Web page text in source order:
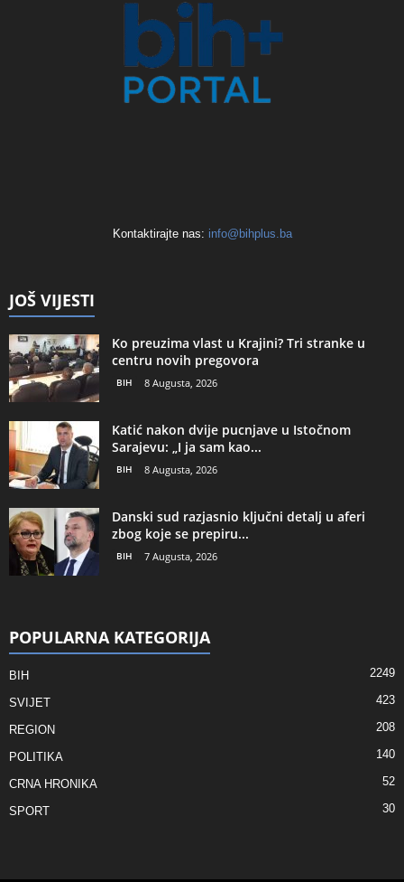
Kontaktirajte nas: info@bihplus.ba
JOŠ VIJESTI
Ko preuzima vlast u Krajini? Tri stranke u
centru novih pregovora
BIH 8 Augusta, 2026
Katić nakon dvije pucnjave u Istočnom
Sarajevu: „I ja sam kao...
BIH 8 Augusta, 2026
Danski sud razjasnio ključni detalj u aferi
zbog koje se prepiru...
BIH 7 Augusta, 2026
POPULARNA KATEGORIJA
BIH 2249
SVIJET 423
REGION 208
POLITIKA 140
CRNA HRONIKA 52
SPORT 30